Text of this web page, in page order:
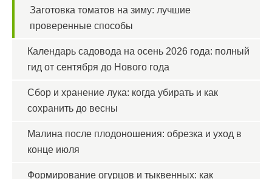
Заготовка томатов на зиму: лучшие
проверенные способы
Календарь садовода на осень 2026 года: полный
гид от сентября до Нового года
Сбор и хранение лука: когда убирать и как
сохранить до весны
Малина после плодоношения: обрезка и уход в
конце июля
Формирование огурцов и тыквенных: как